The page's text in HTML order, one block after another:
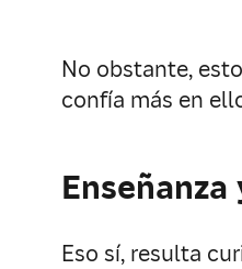
No obstante,
confía más en
Eso sí, resulta